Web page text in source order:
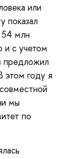
или
показал
млн
и с учетом
предложил
этом году я
мы
по